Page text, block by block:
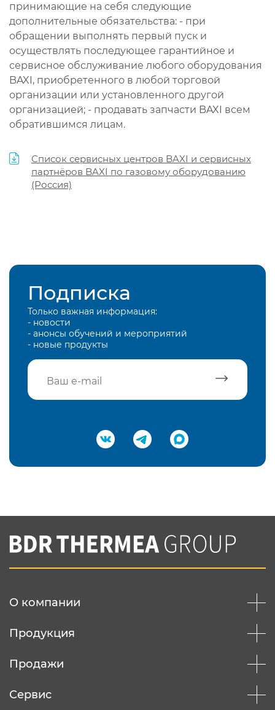
принимающие на себя следующие
дополнительные обязательства: - при
обращении выполнять первый пуск и
осуществлять последующее гарантийное и
сервисное обслуживание любого оборудования
BAXI, приобретенного в любой торговой
организации или установленного другой
организацией; - продавать запчасти BAXI всем
обратившимся лицам.
Список сервисных центров BAXI и сервисных
партнёров BAXI по газовому оборудованию
(Россия)
Подписка
Только важная информация:
- новости
- анонсы обучений и мероприятий
- новые продукты
Подтвердить e-mail
Вы соглашаетесь с нашей политикой
конфеденциальности
О компании
Продукция
Продажи
Сервис